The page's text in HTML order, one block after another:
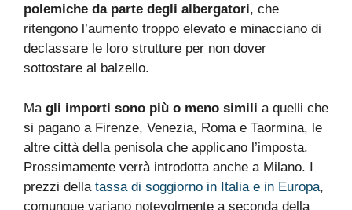
polemiche da parte degli albergatori, che
ritengono l’aumento troppo elevato e minacciano di
declassare le loro strutture per non dover
sottostare al balzello.
Ma gli importi sono più o meno simili a quelli che
si pagano a Firenze, Venezia, Roma e Taormina, le
altre città della penisola che applicano l’imposta.
Prossimamente verrà introdotta anche a Milano. I
prezzi della tassa di soggiorno in Italia e in Europa,
comunque variano notevolmente a seconda della